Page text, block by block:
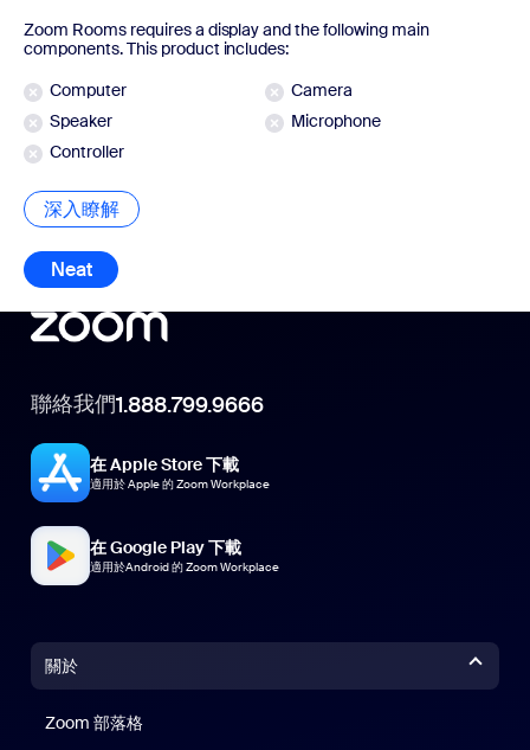
Zoom Rooms requires a display and the following main
components. This product includes:
Computer
Camera
Speaker
Microphone
Controller
深入瞭解 深入瞭解
NeatNeat
聯絡我們1.888.799.9666
在 Apple Store 下載
適用於 Apple 的 Zoom Workplace
在 Google Play 下載
適用於Android 的 Zoom Workplace
關於
Zoom 部落格